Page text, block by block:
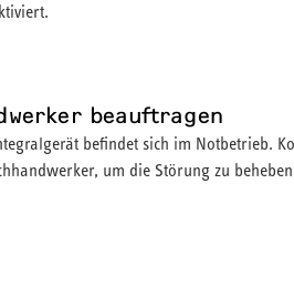
beauftragen
befindet sich im Notbetrieb.
um die Störung zu